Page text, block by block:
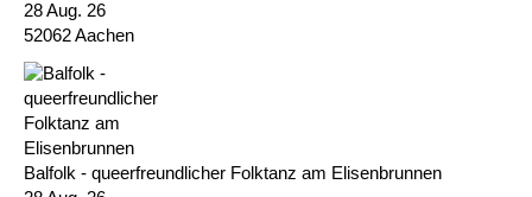
28 Aug. 26
52062 Aachen
Balfolk - queerfreundlicher Folktanz am Elisenbrunnen